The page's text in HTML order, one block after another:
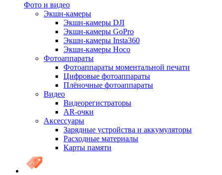
Фото и видео
Экшн-камеры
Экшн-камеры DJI
Экшн-камеры GoPro
Экшн-камеры Insta360
Экшн-камеры Hoco
Фотоаппараты
Фотоаппараты моментальной печати
Цифровые фотоаппараты
Плёночные фотоаппараты
Видео
Видеорегистраторы
AR-очки
Аксессуары
Зарядные устройства и аккумуляторы
Расходные материалы
Карты памяти